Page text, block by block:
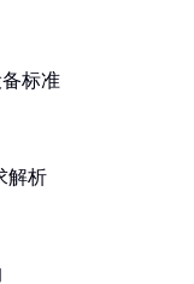
标准
解析